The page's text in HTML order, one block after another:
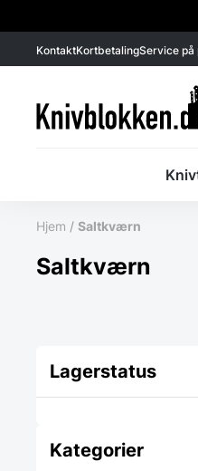
KontaktKortbetalingService på
Hjem / Saltkværn
Saltkværn
Lagerstatus
Kategorier